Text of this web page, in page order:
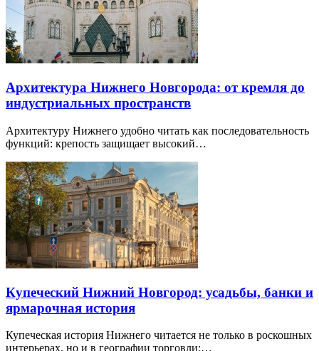
Архитектура Нижнего Новгорода: от кремля до
индустриальных пространств
Архитектуру Нижнего удобно читать как последовательность
функций: крепость защищает высокий…
Купеческий Нижний Новгород: усадьбы, банки и
ярмарочная история
Купеческая история Нижнего читается не только в роскошных
интерьерах, но и в географии торговли:…